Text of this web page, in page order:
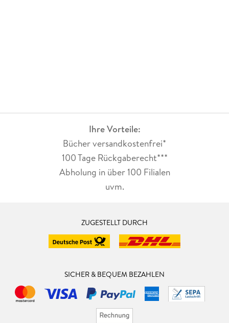
Ihre Vorteile:
Bücher versandkostenfrei*
100 Tage Rückgaberecht***
Abholung in über 100 Filialen
uvm.
ZUGESTELLT DURCH
SICHER & BEQUEM BEZAHLEN